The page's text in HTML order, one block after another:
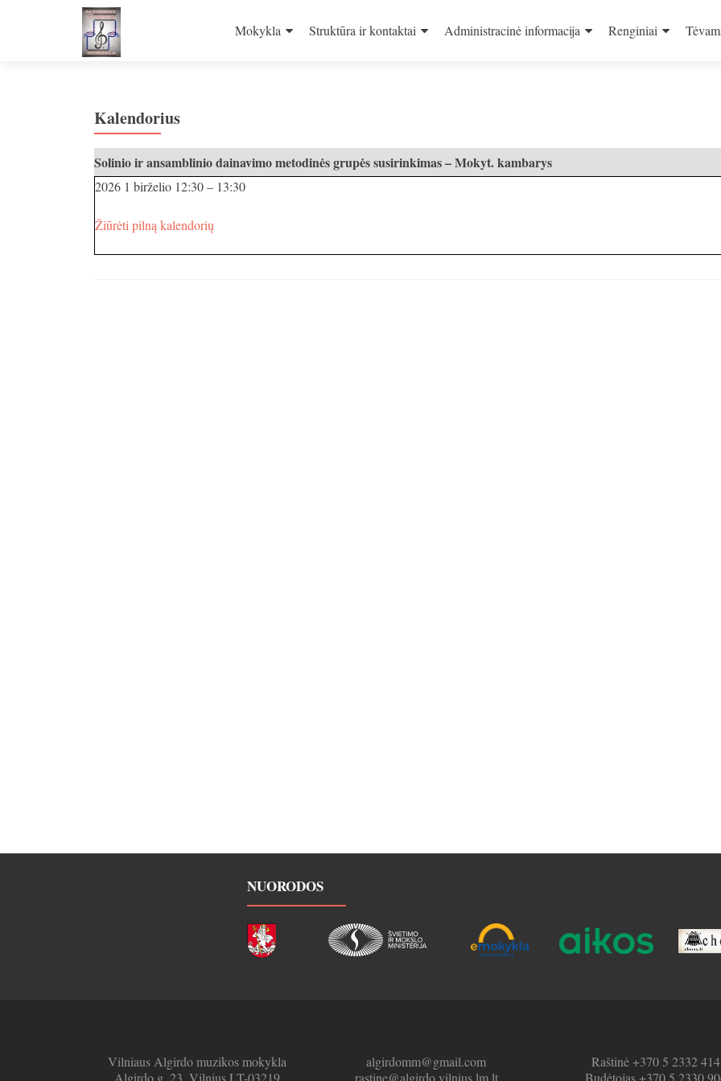
to
Mokykla Struktūra ir kontaktai Administracinė informacija Renginiai
Kalendorius
Solinio ir ansamblinio dainavimo metodinės grupės susirinkimas – Mokyt. kambarys
2026 1 birželio 12:30– 13:30
Žiūrėti pilną kalendorių
NUORODOS
Vilniaus Algirdo muzikos mokykla
Algirdo g. 23, Vilnius LT-03219
algirdomm@gmail.com
rastine@algirdo.vilnius.lm.lt
Raštinė +370 5 2332 414
Budėtojas +370 5 2330